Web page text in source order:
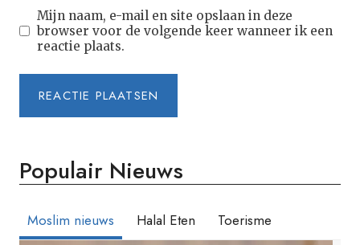
Mijn naam, e-mail en site opslaan in deze
browser voor de volgende keer wanneer ik een
reactie plaats.
Populair Nieuws
Moslim nieuws Halal Eten Toerisme